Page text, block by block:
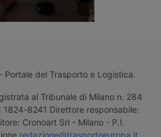
Portale del Trasporto e Logistica.
al Tribunale di Milano n. 284
8241 Direttore responsabile:
Cronoart Srl - Milano - P.I.